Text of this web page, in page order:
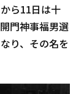
ら11日は十
門神事福男選
り、その名を